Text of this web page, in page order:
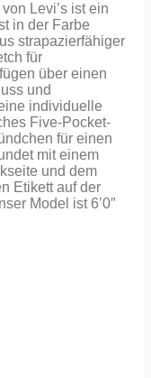
Levi’s ist ein
in der Farbe
strapazierfähiger
für
über einen
und
individuelle
Five-Pocket-
für einen
mit einem
und dem
Etikett auf der
Model ist 6’0″